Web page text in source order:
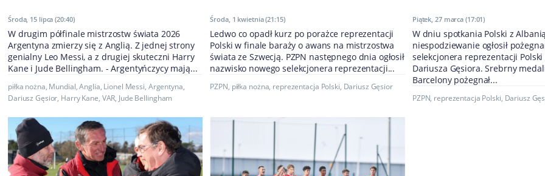
Środa, 15 lipca (20:40)
W drugim półfinale mistrzostw świata 2026
Argentyna zmierzy się z Anglią. Z jednej strony
genialny Leo Messi, a z drugiej skuteczni Harry
Kane i Jude Bellingham. - Argentyńczycy mają...
piłka nożna, Mundial,Anglia, Lionel Messi, Argentyna,
Dariusz Gęsior, Harry Kane, VAR, Jude Bellingham
Środa, 1 kwietnia (21:15)
Ledwo co opadł kurz po porażce reprezentacji
Polski w finale baraży o awans na mistrzostwa
świata ze Szwecją. PZPN następnego dnia ogłosił
nazwisko nowego selekcjonera reprezentacji...
PZPN, piłka nożna, reprezentacja Polski, Dariusz Gęsior
Piątek, 27 marca (17:01)
W dniu spotkania Polski z
niespodziewanie ogłosił
selekcjonera reprezentacji
Dariusza Gęsiora. Srebrny
Barcelony pożegnał...
PZPN, reprezentacja Polski, Dariusz